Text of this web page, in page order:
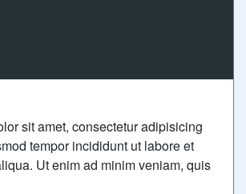
sit amet, consectetur adipisicing
tempor incididunt ut labore et
Ut enim ad minim veniam, quis